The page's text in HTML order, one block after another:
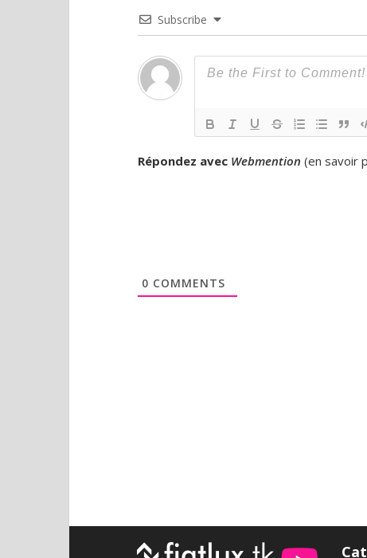
Subscribe
Répondez avec Webmention (en savoir
0 COMMENTS